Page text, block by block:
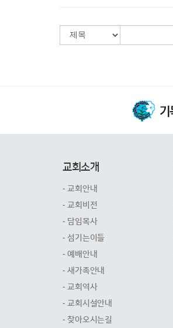
교회소개
- 교회안내
- 교회비전
- 담임목사
- 섬기는이들
- 예배안내
- 새가족안내
- 교회역사
- 교회시설안내
- 찾아오시는길